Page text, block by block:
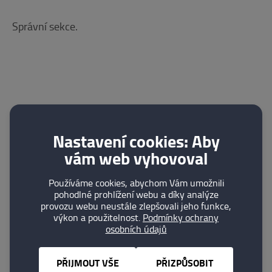
Správní sekce.
Kam dále
Oznámení o úmrtí
Nastavení cookies: Aby
vám web vyhovoval
Používáme cookies, abychom Vám umožnili
pohodlné prohlížení webu a díky analýze
provozu webu neustále zlepšovali jeho funkce,
výkon a použitelnost.Podmínky ochrany
osobních údajů
PŘIZPŮSOBIT
PŘIJMOUT VŠE